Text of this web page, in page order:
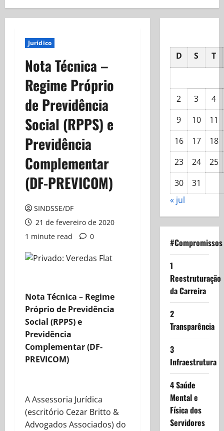
Jurídico
Nota Técnica –
Regime Próprio
de Previdência
Social (RPPS) e
Previdência
Complementar
(DF-PREVICOM)
SINDSSE/DF
21 de fevereiro de 2020
1 minute read
0
Nota Técnica – Regime
Próprio de Previdência
Social (RPPS) e
Previdência
Complementar (DF-
PREVICOM)
A Assessoria Jurídica
(escritório Cezar Britto &
Advogados Associados) do
D S T
2 3
4
9
10
11
16
17
18
23
24
25
30
31
« jul
#Compromissos
1
Reestruturação
da Carreira
2
Transparência
3
Infraestrutura
4 Saúde
Mental e
Física dos
Servidores